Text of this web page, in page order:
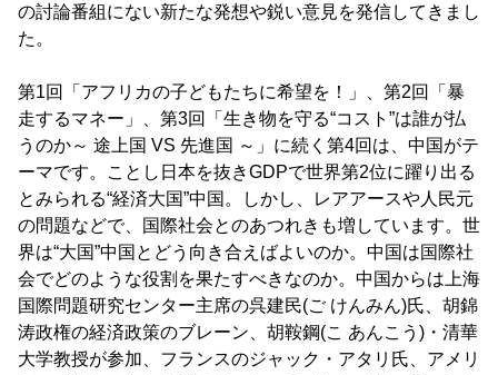
の討論番組にない新たな発想や鋭い意見を発信してきまし
た。
第1回「アフリカの子どもたちに希望を！」、第2回「暴
走するマネー」、第3回「生き物を守る“コスト”は誰が払
うのか～ 途上国 VS 先進国 ～」に続く第4回は、中国がテ
ーマです。ことし日本を抜きGDPで世界第2位に躍り出る
とみられる“経済大国”中国。しかし、レアアースや人民元
の問題などで、国際社会とのあつれきも増しています。世
界は“大国”中国とどう向き合えばよいのか。中国は国際社
会でどのような役割を果たすべきなのか。中国からは上海
国際問題研究センター主席の呉建民(ご けんみん)氏、胡錦
涛政権の経済政策のブレーン、胡鞍鋼(こ あんこう)・清華
大学教授が参加、フランスのジャック・アタリ氏、アメリ